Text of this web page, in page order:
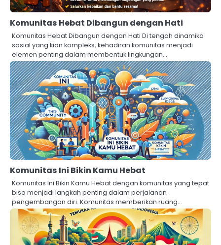
Komunitas Hebat Dibangun dengan Hati
Komunitas Hebat Dibangun dengan Hati Di tengah dinamika
sosial yang kian kompleks, kehadiran komunitas menjadi
elemen penting dalam membentuk lingkungan…
Komunitas Ini Bikin Kamu Hebat
Komunitas Ini Bikin Kamu Hebat dengan komunitas yang tepat
bisa menjadi langkah penting dalam perjalanan
pengembangan diri. Komunitas memberikan ruang…